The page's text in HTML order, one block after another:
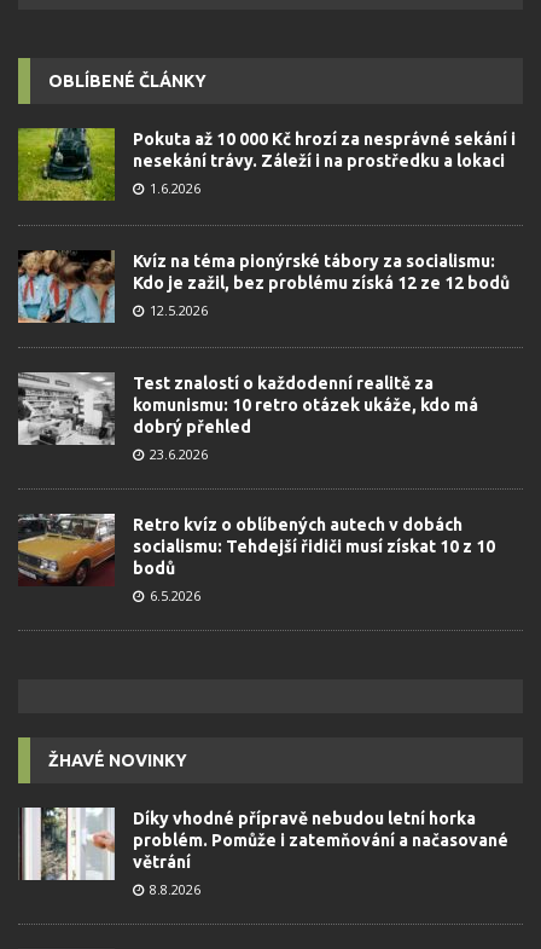
OBLÍBENÉ ČLÁNKY
Pokuta až 10 000 Kč hrozí za nesprávné sekání i
nesekání trávy. Záleží i na prostředku a lokaci
1.6.2026
Kvíz na téma pionýrské tábory za socialismu:
Kdo je zažil, bez problému získá 12 ze 12 bodů
12.5.2026
Test znalostí o každodenní realitě za
komunismu: 10 retro otázek ukáže, kdo má
dobrý přehled
23.6.2026
Retro kvíz o oblíbených autech v dobách
socialismu: Tehdejší řidiči musí získat 10 z 10
bodů
6.5.2026
ŽHAVÉ NOVINKY
Díky vhodné přípravě nebudou letní horka
problém. Pomůže i zatemňování a načasované
větrání
8.8.2026